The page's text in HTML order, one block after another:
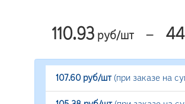
110.93 руб/шт —
107.60 руб/шт(при заказе на